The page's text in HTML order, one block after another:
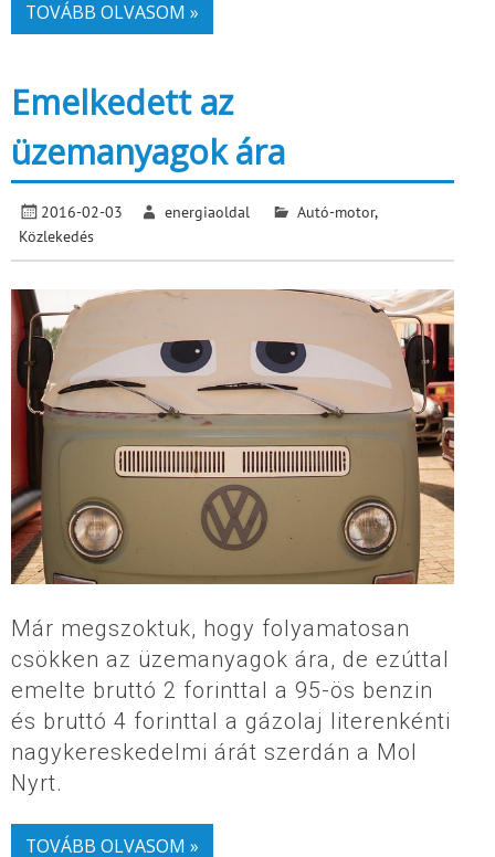
TOVÁBB OLVASOM »
Emelkedett az
üzemanyagok ára
2016-02-03 energiaoldal Autó-motor,
Közlekedés
Már megszoktuk, hogy folyamatosan
csökken az üzemanyagok ára, de ezúttal
emelte bruttó 2 forinttal a 95-ös benzin
és bruttó 4 forinttal a gázolaj literenkénti
nagykereskedelmi árát szerdán a Mol
Nyrt.
TOVÁBB OLVASOM »